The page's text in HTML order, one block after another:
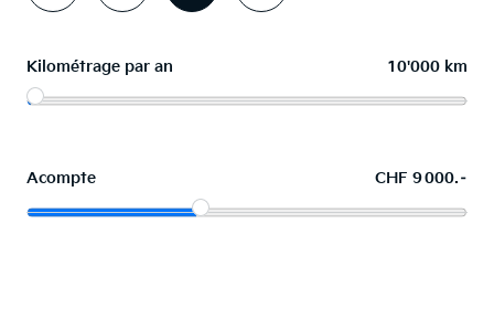
Kilométrage par an 10'000 km
Acompte CHF 9 000.–